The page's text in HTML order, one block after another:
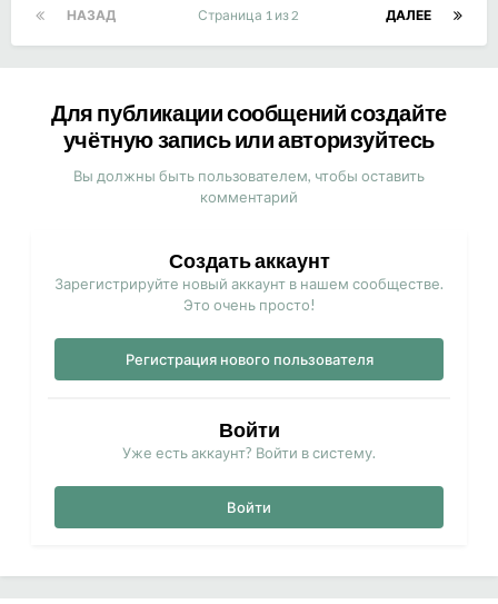
НАЗАД ДАЛЕЕ
Страница 1 из 2
Для публикации сообщений создайте
учётную запись или авторизуйтесь
Вы должны быть пользователем, чтобы оставить
комментарий
Создать аккаунт
Зарегистрируйте новый аккаунт в нашем сообществе.
Это очень просто!
Регистрация нового пользователя
Войти
Уже есть аккаунт? Войти в систему.
Войти